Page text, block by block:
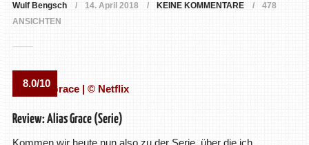
Wulf Bengsch 14. April 2018 KEINE KOMMENTARE
478
ANSICHTEN
8.0/10
Review: Alias Grace (Serie)